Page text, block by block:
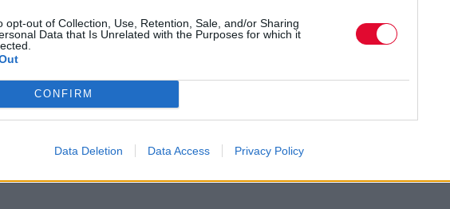
opt-out of Collection, Use, Retention, Sale, and/or Sharing
Data that Is Unrelated with the Purposes for which it
CONFIRM
Data Deletion Data Access Privacy Policy